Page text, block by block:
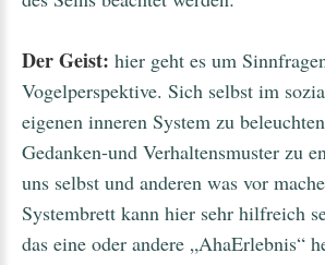
Der Geist: hier geht es um
Vogelperspektive. Sich selbst im
eigenen inneren System zu
Gedanken-und Verhaltensmuster zu
uns selbst und anderen was vor
Systembrett kann hier sehr hilfreich
das eine oder andere „AhaErlebnis“